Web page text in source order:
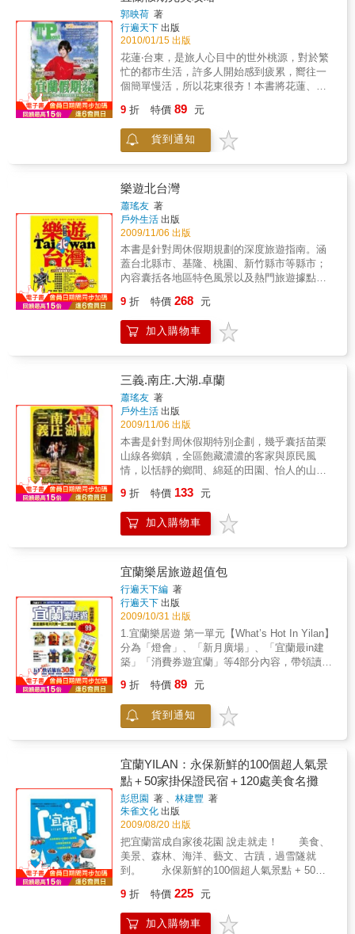
款。可打造美人BODY的靴款也要CHECK。★
時髦GIRL冬→春流行單品NEWS今年冬天，眾
多的流行時尚，那一個主題穿扮或單品，是可
以持續使用到初春呢？！身為時尚特派員，當
然要將購物眼光延伸，素材感與裝飾風設計都
是選購關鍵之一，其他的NEWS就請詳細閱讀
CHECK嚕！★ 冬季超人氣熱賣款發表今年冬
天，可成為造型主角的熱賣單品琳瑯滿目，不
單品等，「只要加入一款」就能讓造型更時
髦、更搶眼的冬時尚穿扮法則，以熱賣款就能
輕鬆實現。★ 流行冬小物大集合！冬季最受注
目的時髦小物，這次要鎖定的流行元素是可當
辛辣配件的「亮晶晶」、可愛感滿點的「毛茸
茸」與演出華麗感必備的「響叮噹」等3大關鍵
字。為大家嚴選超時髦、超可愛＆價格都絕對
超值的小物！★ PARTY GIRL最愛派對穿扮發
表今年冬天大家搶先要添購的流行款大賞！只
要擁有一款，讓妳在派對活動邀約不斷的季節
中，任何HAPPY場合都是最閃亮的女主角！★
初春也能大活躍7大流行款讓妳更時髦！！打造
今年秋冬話題造型的單品滿載，從活潑可愛到
甜美性感，以流行關鍵字為主角，為妳精彩介
紹初春時分也能派上用場的超值ITEM！本書特
度、喜愛新鮮感，想以最物超所值的價格將最
HIT的流行必備款快速入手的時尚達人新手們，
在短時間內搜齊第一手的血拼資訊！並隨書附
贈讓妳五分埔摸透透的Shopping Guide-購物地
圖輕鬆變身五分埔採購達人！★ 資深時尚編輯
親自為妳帶路別以為只有歐美名牌才是時尚編
輯的最愛，能以超值價格將最新時尚入手的五
分埔，可是我們又愛又恨的流行聖地呢！在這
裡，妳絕對能找到物超所值的最新流行單品，
呢！？別擔心，跟著資深時尚編輯一起走，服
裝、包包、鞋子與流行小物，妳都能全部
GET！★ 時尚界首創！人氣模豆的流行穿扮示
範實例依店家特色做不同主題穿扮介紹，同時
搭配超人氣模豆的「實境」演出，就是要讓妳
更有fu、更有真實感！！不僅可作為不同造型
別穿扮的參考範例，也是妳快速選對店家
SHOPPING的最強關鍵！★ 折扣季血拼，就是
這麼輕鬆＆HAPPY！面對眾多且琳瑯滿目的各
式單品，「全部都想擁有！...該怎麼辦
呢…？」相信這是許多女孩內心最激動的吶喊
了！No Worry！！！也是擁有購物狂因子的小
編，因為真的失血過多，已經為妳特別嚴選折
扣季必必必…必攻款，絕對物超所值的必BUY
款，所以務必要仔細研讀，才能帶著妳的2010
是被它複雜的巷弄給弄得暈頭轉向？！毫無方
向感、對於地圖一向不敏銳的路癡小編，也因
為攜帶了這小小的地圖而奮力勇闖五分埔！即
刻提昇戰鬥指數的MAGIC MAP，妳一定要試
試！隨書附贈2010最強的搶便宜指南！最具指
標性的穿扮採購聖經 買一送一！凡購買激安
五分埔隨書加贈最夯日系流行雜誌
郭映荷 著
行遍天下 出版
2010/01/15 出版
花蓮‧台東，是旅人心目中的世外桃源，對於繁
忙的都市生活，許多人開始感到疲累，嚮往一
個簡單慢活，所以花東很夯！本書將花蓮、台
書、不須花俏企劃，就如同花東給予人純淨樸
實的印象一般，我們只消將其盡善盡美攤開在
眼前，就已感動得不可自拔，直想朝夢想天堂
花東八大印象「自然絕景」、「無毒美食」、
「經典懷舊」、「絕美花海」、「溫暖湯
泉」、「暢快單車」、「原民文化」，特強八
大特色完整呈現！P10-45極樂花蓮×P46-78 極
樂台東運動＋賞景，七星潭、台東環市…十大
自行車道路線解析，親近土地就用雙腳！有機
＋山地，特色美食不錯過，八十大經典小吃新
潮美味，好呷好買無法擋！美膚＋養生，瑞
穗、安通、紅葉…六大溫泉勝地祕境，秋冬輕
山… 五十大好絕景花海美宿特報，經典好view
不錯過！懷舊＋原民，泥巴咖啡、多良火車
站… 二十大懷舊特搜，體驗歷史文藝氛圍！
Plus交通資訊+全區地圖，怎麼玩都不迷路！
9 折 特價 89 元
貨到通知
樂遊北台灣
蕭瑤友 著
戶外生活 出版
2009/11/06 出版
本書是針對周休假期規劃的深度旅遊指南。涵
蓋台北縣市、基隆、桃園、新竹縣市等縣市；
內容囊括各地區特色風景以及熱門旅遊據點，
再搭配最新的公路交通資料與精確詳實的導覽
地圖，絕對讓您一書在手，便能輕鬆出遊、歡
樂滿載。
9 折 特價 268 元
加入購物車
三義.南庄.大湖.卓蘭
蕭瑤友 著
戶外生活 出版
2009/11/06 出版
本書是針對周休假期特別企劃，幾乎囊括苗栗
山線各鄉鎮，全區飽藏濃濃的客家與原民風
情，以恬靜的鄉間、綿延的田園、怡人的山林
遊路線。全書蒐羅超人氣景點、吃喝買憩名
店，及美景渡假山莊，以最完整的旅遊資訊，
搭配最新的公路交通資料與精確詳實的導覽地
9 折 特價 133 元
加入購物車
宜蘭樂居旅遊超值包
行遍天下編 著
行遍天下 出版
2009/10/31 出版
1.宜蘭樂居遊 第一單元【What’s Hot In Yilan】
分為「燈會」、「新月廣場」、「宜蘭最in建
築」「消費券遊宜蘭」等4部分內容，帶領讀者
宜蘭的新旅遊方向。第二單元【超感人！
LOHAS旅居】是全書主軸，分區介紹宜蘭的好
飯店、民宿，並超值附贈29家飯店民宿的
氣，四處都瀰漫了一種樂活的精神。在各區的
住宿介紹完之後，加值介紹各區的必遊景點，
以及必吃美食、伴手禮，最後並規劃有地圖及
交通資訊，讓本書不僅是為讀者構成氛圍，同
時也充分具備實用價值。本書特色【What’s
Hot】報導宜蘭最新旅遊資訊。以「居遊」概念
為核心，帶領讀者簡單卻深入地體驗宜蘭。附
帶的各區地圖詳實簡明，方便讀者使用。
2.FamiFun Vol.04快樂出發單車漫遊 3.行遍天
下台灣度假版 NO.194 高質感美人湯泉
9 折 特價 89 元
貨到通知
宜蘭YILAN：永保新鮮的100個超人氣景
點＋50家掛保證民宿＋120處美食名攤
彭思園 著 、林建豐 著
朱雀文化 出版
2009/08/20 出版
把宜蘭當成自家後花園 說走就走！ 美食、
美景、森林、海洋、藝文、古蹟，過雪隧就
到。 永保新鮮的100個超人氣景點 + 50家
蘭12縣市的好山好水好吃和特色民宿，讓讀者
在規劃宜蘭之行時，能快速、正確地選擇適合
自己的行程路線，宜蘭之行就有如大台北的近
9 折 特價 225 元
加入購物車